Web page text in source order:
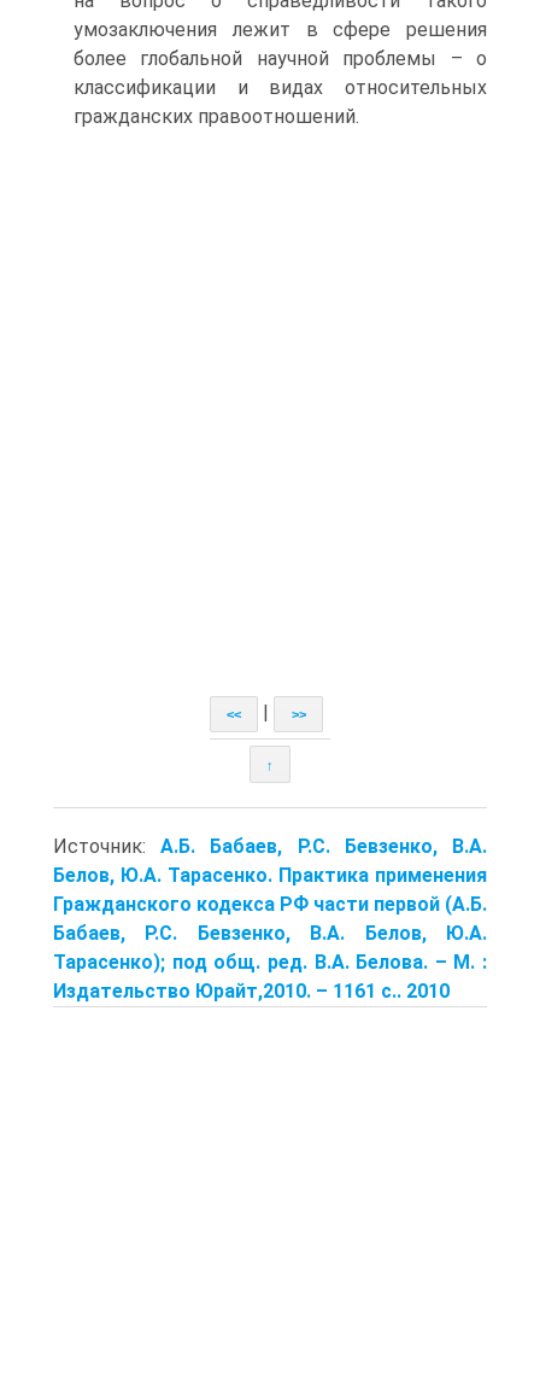
умозаключения лежит в сфере решения
более глобальной научной проблемы – о
классификации и видах относительных
гражданских правоотношений.
<< >>
↑
Источник:А.Б. Бабаев, Р.С. Бевзенко, В.А.
Белов, Ю.А. Тарасенко. Практика применения
Гражданского кодекса РФ части первой (А.Б.
Бабаев, Р.С. Бевзенко, В.А. Белов, Ю.А.
Тарасенко); под общ. ред. В.А. Белова. – М. :
Издательство Юрайт,2010. – 1161 с.. 2010